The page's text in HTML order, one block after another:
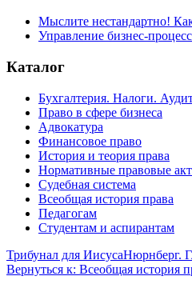
Мыслите нестандартно!
Управление бизнес-
Каталог
Бухгалтерия. Налоги.
Право в сфере бизнеса
Адвокатура
Финансовое право
История и теория права
Нормативные правовые
Судебная система
Всеобщая история права
Педагогам
Студентам и аспирантам
Трибунал для ИисусаНюрнберг.
Вернуться к: Всеобщая история